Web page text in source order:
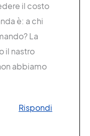
il costo
è: a chi
La
il nastro
abbiamo
Rispondi